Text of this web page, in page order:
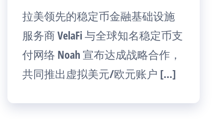
拉美领先的稳定币金融基础设施
服务商 VelaFi 与全球知名稳定币支
付网络 Noah 宣布达成战略合作，
共同推出虚拟美元/欧元账户 […]